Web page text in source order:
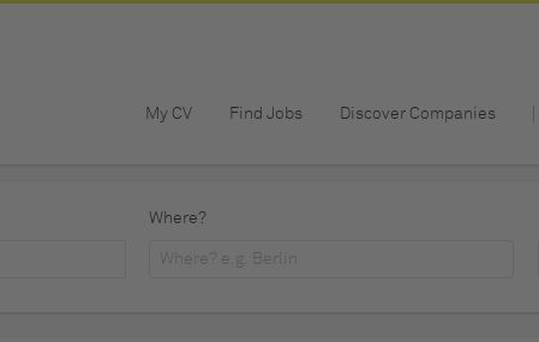
My CV Find Jobs Discover Companies
Where?